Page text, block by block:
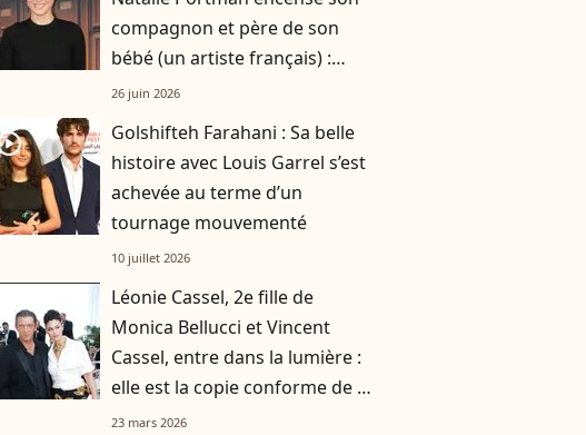
compagnon et père de son
bébé (un artiste français) :
"C'est ma chanson de l'été"
26 juin 2026
Golshifteh Farahani : Sa belle
histoire avec Louis Garrel s’est
achevée au terme d’un
tournage mouvementé
10 juillet 2026
Léonie Cassel, 2e fille de
Monica Bellucci et Vincent
Cassel, entre dans la lumière :
elle est la copie conforme de sa
mère
23 mars 2026